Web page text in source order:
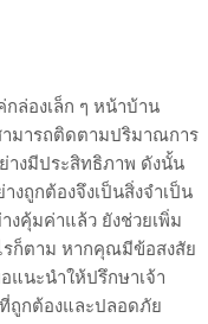
ล่องเล็ก ๆ หน้าบ้าน
มารถติดตามปริมาณการ
างมีประสิทธิภาพ ดังนั้น
งถูกต้องจึงเป็นสิ่งจำเป็น
งคุ้มค่าแล้ว ยังช่วยเพิ่ม
รก็ตาม หากคุณมีข้อสงสัย
แนะนำให้ปรึกษาเจ้า
ถูกต้องและปลอดภัย